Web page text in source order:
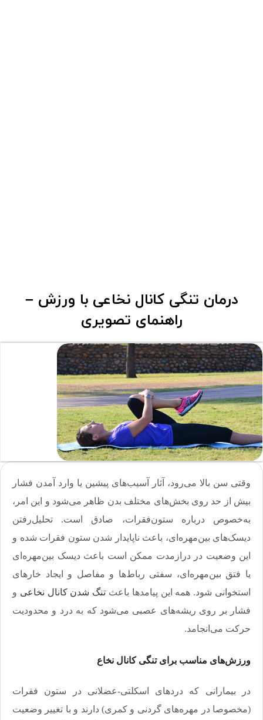
درمان تنگی کانال نخاعی با ورزش –
راهنمای تصویری
وقتی سن بالا می‌رود، آثار آسیب‌های پیشین یا وارد آمدن فشار
بیش از حد روی بخش‌های مختلف بدن ظاهر می‌شود و این امر،
به‌خصوص درباره ستون‌فقرات، صادق است. تحلیل‌رفتن
دیسک‌های بین‌مهره‌ای، باعث ناپایدار شدن ستون فقرات شده و
این وضعیت در درازمدت ممکن است باعث دیسک بین‌مهره‌ای
یا فتق بین‌مهره‌ای، سفتی رباط‌ها و مفاصل و ایجاد خارهای
استخوانی ‌شود. همه این پیامدها باعث تنگ شدن کانال نخاعی و
فشار بر روی ریشه‌های عصبی می‌شود که به درد و محدودیت
حرکت می‌انجامد.
ورزش‌های مناسب برای تنگی کانال نخاع
در بیمارانی که دردهای اسکلتی-عضلانی در ستون فقرات
(مخصوصا در مهره‌های گردنی و کمری) دارند و با تغییر وضعیت